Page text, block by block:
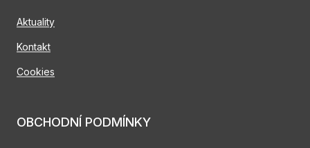
Aktuality
Kontakt
Cookies
OBCHODNÍ PODMÍNKY